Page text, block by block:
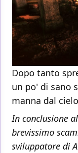
Dopo tanto
un po' di sano
manna dal
In conclusione
brevissimo
sviluppatore di